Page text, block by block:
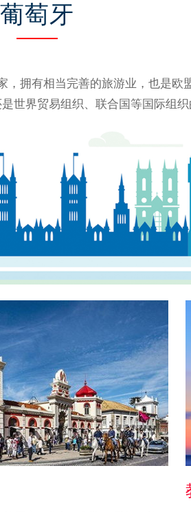
葡萄牙
，拥有相当完善的旅游业，也是欧
世界贸易组织、联合国等国际组
C女
希腊
恭